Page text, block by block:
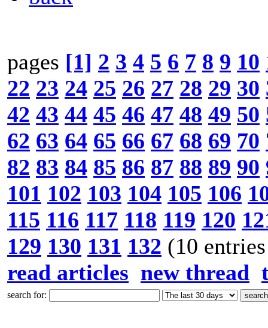
pages [1] 2 3 4 5 6 7 8 9 10
22 23 24 25 26 27 28 29 30
42 43 44 45 46 47 48 49 50
62 63 64 65 66 67 68 69 70
82 83 84 85 86 87 88 89 90
101 102 103 104 105 106
115 116 117 118 119 120
129 130 131 132 (10
read articles new thread
search for: